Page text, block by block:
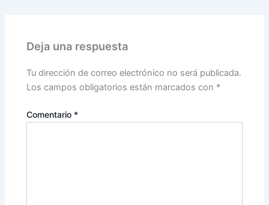
Deja una respuesta
Tu dirección de correo electrónico no será publicada.
Los campos obligatorios están marcados con *
Comentario *